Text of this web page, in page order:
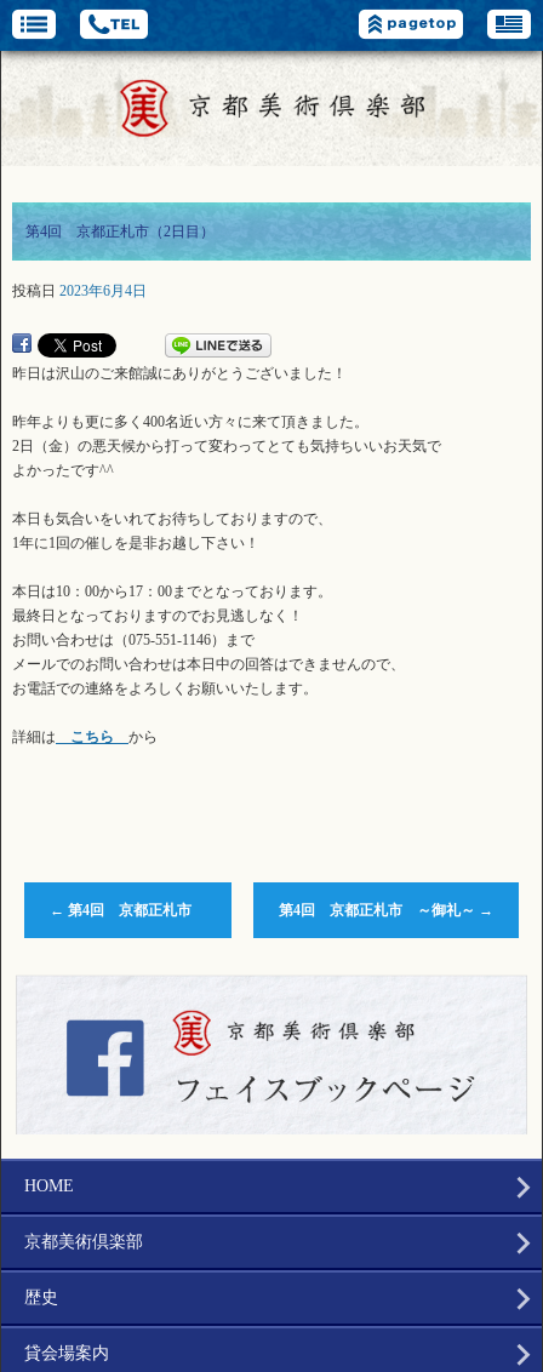
第4回 京都正札市（2日目）
投稿日 2023年6月4日
昨日は沢山のご来館誠にありがとうございました！
昨年よりも更に多く400名近い方々に来て頂きました。
2日（金）の悪天候から打って変わってとても気持ちいいお天気で
よかったです^^
本日も気合いをいれてお待ちしておりますので、
1年に1回の催しを是非お越し下さい！
本日は10：00から17：00までとなっております。
最終日となっておりますのでお見逃しなく！
お問い合わせは（075-551-1146）まで
メールでのお問い合わせは本日中の回答はできませんので、
お電話での連絡をよろしくお願いいたします。
詳細は こちら から
← 第4回 京都正札市 第4回 京都正札市 ～御礼～ →
HOME
京都美術倶楽部
歴史
貸会場案内